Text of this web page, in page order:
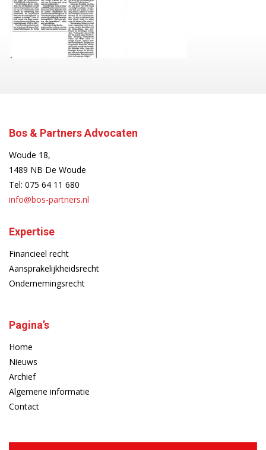
Bos & Partners Advocaten
Woude 18,
1489 NB De Woude
Tel: 075 64 11 680
info@bos-partners.nl
Expertise
Financieel recht
Aansprakelijkheidsrecht
Ondernemingsrecht
Pagina’s
Home
Nieuws
Archief
Algemene informatie
Contact